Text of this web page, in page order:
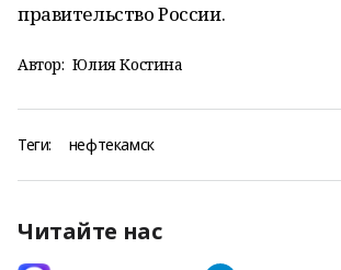
правительство России.
Автор: Юлия Костина
Теги: нефтекамск
Читайте нас